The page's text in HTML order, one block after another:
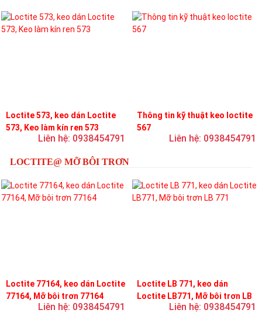
Loctite 573, keo dán Loctite
573, Keo làm kín ren 573
Liên hệ: 0938454791
Thông tin kỹ thuật keo loctite
567
Liên hệ: 0938454791
LOCTITE@ MỠ BÔI TRƠN
Loctite 77164, keo dán Loctite
77164, Mỡ bôi trơn 77164
Liên hệ: 0938454791
Loctite LB 771, keo dán
Loctite LB771, Mỡ bôi trơn LB
Liên hệ: 0938454791